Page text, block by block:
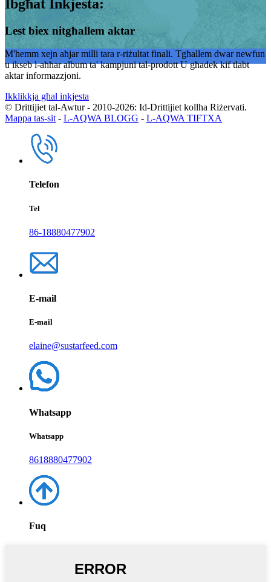
Ibgħat Inkjesta:
Lest biex nitgħallem aktar
M'hemm xejn aħjar milli tara r-riżultat finali. Tgħallem dwar newfun
u ikseb l-aħħar album ta' kampjuni tal-prodott U għadek kif tlabt
aktar informazzjoni.
Ikklikkja għal inkjesta
© Drittijiet tal-Awtur - 2010-2026: Id-Drittijiet kollha Riżervati.
Mappa tas-sit - L-AQWA BLOGG - L-AQWA TIFTXA
Telefon
Tel
86-18880477902
E-mail
E-mail
elaine@sustarfeed.com
Whatsapp
Whatsapp
8618880477902
Fuq